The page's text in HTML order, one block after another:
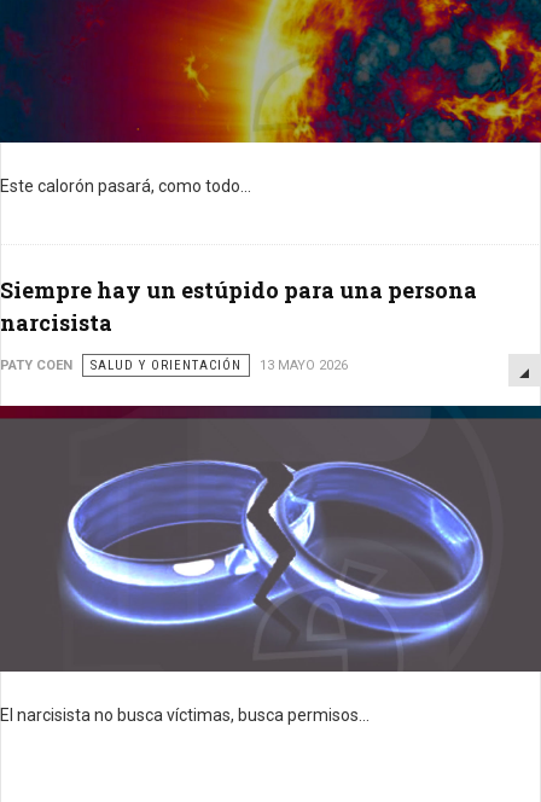
Este calorón pasará, como todo...
Siempre hay un estúpido para una persona
narcisista
PATY COEN SALUD Y ORIENTACIÓN 13 MAYO 2026
El narcisista no busca víctimas, busca permisos...